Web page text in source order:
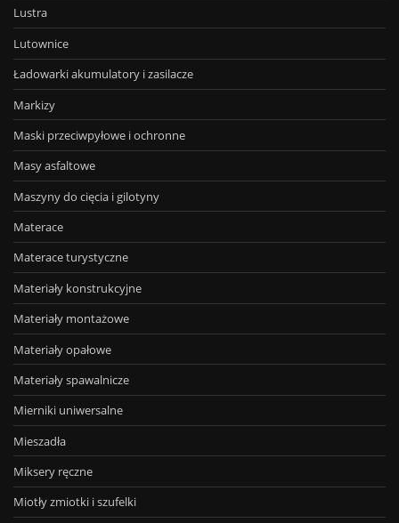
Lustra
Lutownice
Ładowarki akumulatory i zasilacze
Markizy
Maski przeciwpyłowe i ochronne
Masy asfaltowe
Maszyny do cięcia i gilotyny
Materace
Materace turystyczne
Materiały konstrukcyjne
Materiały montażowe
Materiały opałowe
Materiały spawalnicze
Mierniki uniwersalne
Mieszadła
Miksery ręczne
Miotły zmiotki i szufelki